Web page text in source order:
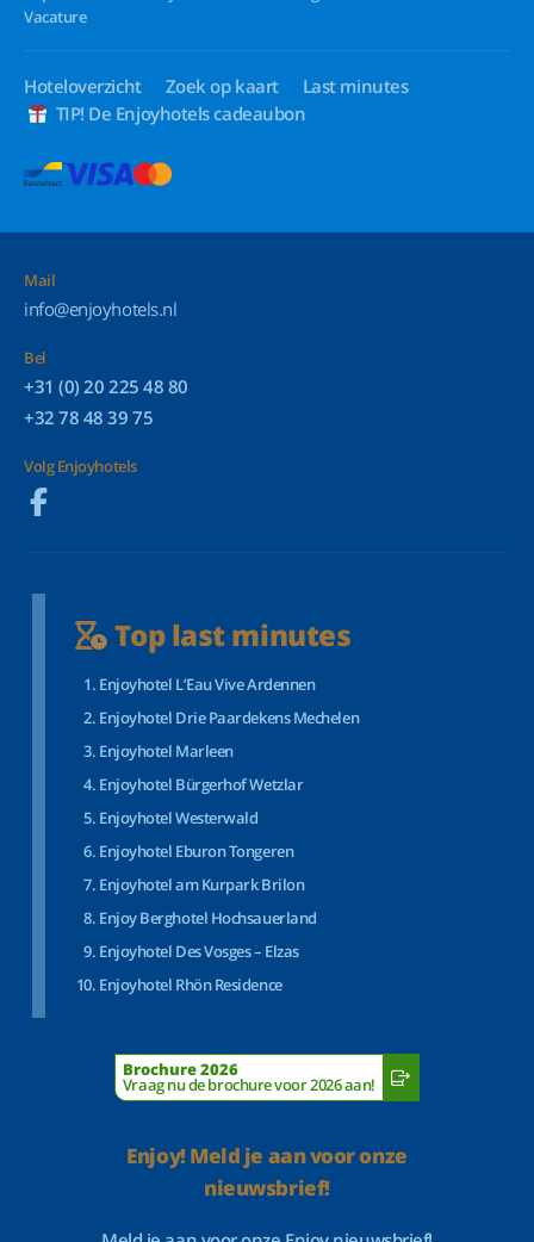
Vacature
Hoteloverzicht Zoek op kaart
Last minutes
TIP! De Enjoyhotels cadeaubon
Mail
info@enjoyhotels.nl
Bel
+31 (0) 20 225 48 80
+32 78 48 39 75
Volg Enjoyhotels
Top last minutes
Enjoyhotel L’Eau Vive Ardennen
Enjoyhotel Drie Paardekens Mechelen
Enjoyhotel Marleen
Enjoyhotel Bürgerhof Wetzlar
Enjoyhotel Westerwald
Enjoyhotel Eburon Tongeren
Enjoyhotel am Kurpark Brilon
Enjoy Berghotel Hochsauerland
Enjoyhotel Des Vosges – Elzas
Enjoyhotel Rhön Residence
Brochure 2026
Vraag nu de brochure voor 2026 aan!
Enjoy! Meld je aan voor onze
nieuwsbrief!